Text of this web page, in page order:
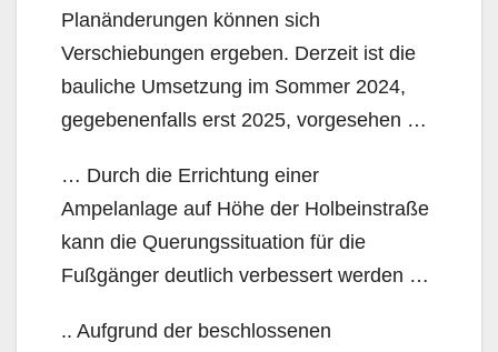
Planänderungen können sich
Verschiebungen ergeben. Derzeit ist die
bauliche Umsetzung im Sommer 2024,
gegebenenfalls erst 2025, vorgesehen …
… Durch die Errichtung einer
Ampelanlage auf Höhe der Holbeinstraße
kann die Querungssituation für die
Fußgänger deutlich verbessert werden …
.. Aufgrund der beschlossenen